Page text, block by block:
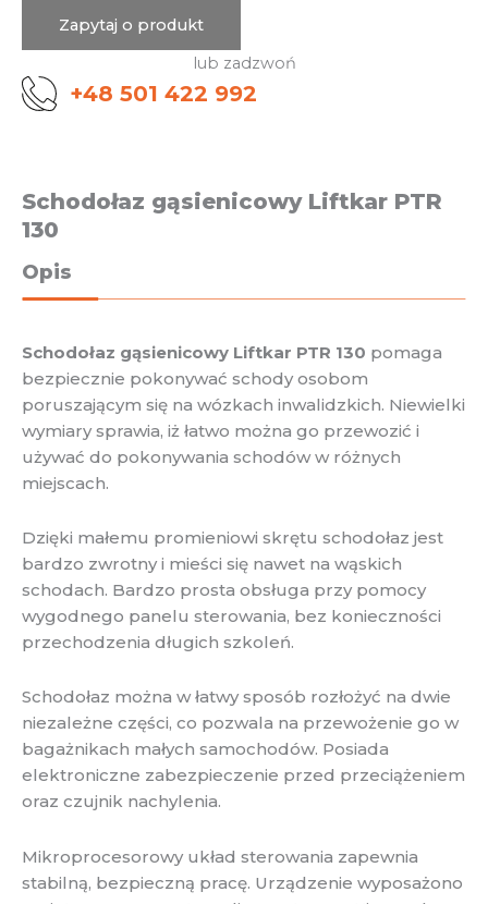
Zapytaj o produkt
lub zadzwoń
+48 501 422 992
Schodołaz gąsienicowy Liftkar PTR
130
Opis
Schodołaz gąsienicowy Liftkar PTR 130 pomaga
bezpiecznie pokonywać schody osobom
poruszającym się na wózkach inwalidzkich. Niewielki
wymiary sprawia, iż łatwo można go przewozić i
używać do pokonywania schodów w różnych
miejscach.
Dzięki małemu promieniowi skrętu schodołaz jest
bardzo zwrotny i mieści się nawet na wąskich
schodach. Bardzo prosta obsługa przy pomocy
wygodnego panelu sterowania, bez konieczności
przechodzenia długich szkoleń.
Schodołaz można w łatwy sposób rozłożyć na dwie
niezależne części, co pozwala na przewożenie go w
bagażnikach małych samochodów. Posiada
elektroniczne zabezpieczenie przed przeciążeniem
oraz czujnik nachylenia.
Mikroprocesorowy układ sterowania zapewnia
stabilną, bezpieczną pracę. Urządzenie wyposażono